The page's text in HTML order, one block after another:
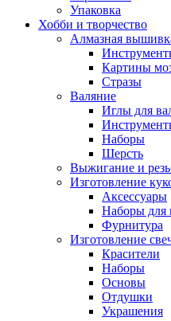
Упаковка
Хобби и творчество
Алмазная
Картины
Стразы
Валяние
Иглы для
Наборы
Шерсть
Выжигание и
Изготовление
Аксессуары
Наборы для
Фурнитура
Изготовление
Красители
Наборы
Основы
Отдушки
Украшения